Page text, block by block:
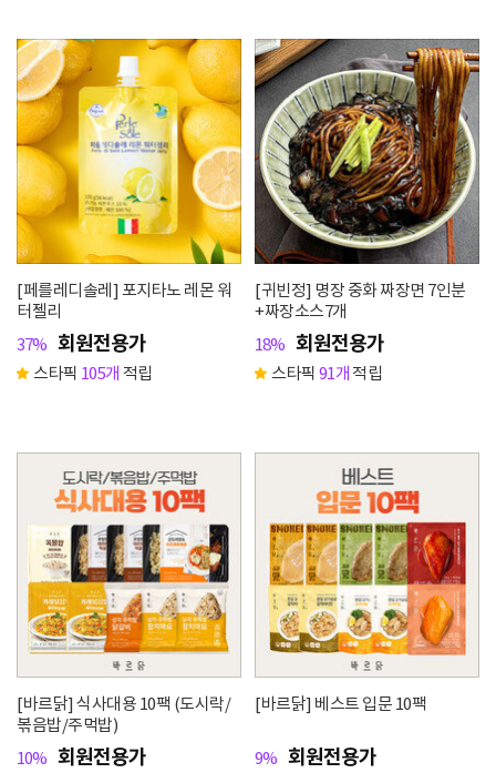
[페를레디솔레] 포지타노 레몬 워
터젤리
37% 회원전용가
스타픽 105개 적립
[귀빈정] 명장 중화 짜장면 7인분
+짜장소스7개
18% 회원전용가
스타픽 91개적립
[바르닭] 식사대용 10팩 (도시락/
볶음밥/주먹밥)
10% 회원전용가
[바르닭] 베스트 입문 10팩
9% 회원전용가